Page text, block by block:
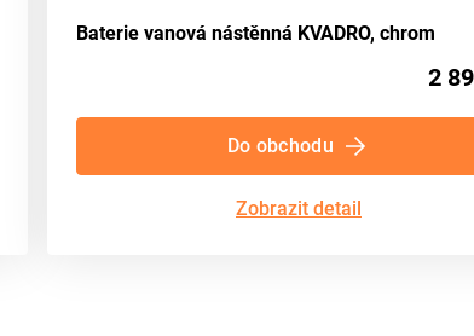
Baterie vanová nástěnná KVADRO, chrom
2
Do obchodu
Zobrazit detail